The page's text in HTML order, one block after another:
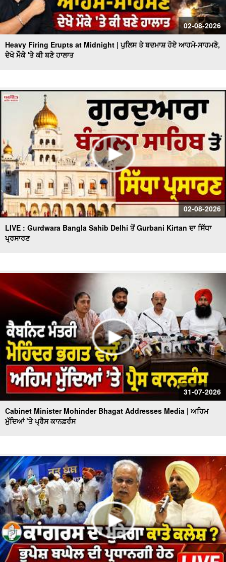
02-08-2026
Heavy Firing Erupts at Midnight | ਪੁਲਿਸ ਤੇ ਬਦਮਾਸ਼ ਹੋਏ ਆਹਮੋ-ਸਾਹਮਣੇ,
ਦੇਖੋ ਮੌਕੇ 'ਤੇ ਕੀ ਬਣੇ ਹਾਲਾਤ
02-08-2026
LIVE : Gurdwara Bangla Sahib Delhi ਤੋਂ Gurbani Kirtan ਦਾ ਸਿੱਧਾ
ਪ੍ਰਸਾਰਣ
31-07-2026
Cabinet Minister Mohinder Bhagat Addresses Media | ਅਹਿਮ
ਮੁੱਦਿਆਂ ’ਤੇ ਪ੍ਰੈਸ ਕਾਨਫ਼ਰੰਸ